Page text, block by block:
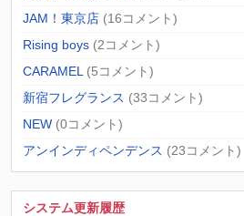
JAM！東京店 (16コメント)
Rising boys (2コメント)
CARAMEL (5コメント)
新宿フレグランス (33コメント)
NEW (0コメント)
アンインディペンデンス (23コメント)
システム更新履歴